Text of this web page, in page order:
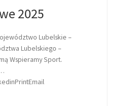
2025
Lubelskie –
Lubelskiego –
Wspieramy Sport.